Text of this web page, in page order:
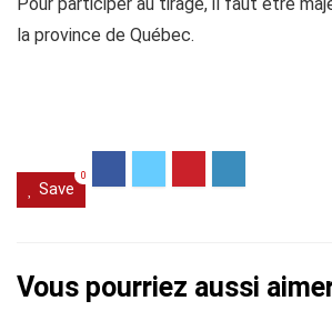
Pour participer au tirage, il faut être
la province de Québec.
Save
0